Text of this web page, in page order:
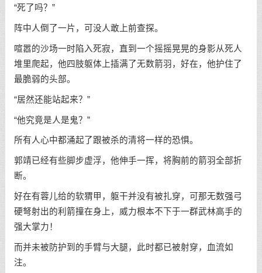
“死了吗？”
阵中人倒了一片，可没人敢上前查探。
喧嚣的沙场一时陷入死寂，直到一个摇摇晃晃的身影从死人
堆里爬起，他四肢躯体上插满了无数箭羽，好在，他护住了
最脆弱的头部。
“居然还能站起来？”
“他究竟是人是鬼？”
所有人心中都涌起了跟被杀的清将一样的恐惧。
郭靖已经有些脚步虚浮，他伸手一挥，将胸前的箭羽全部折
断。
好在有蓉儿给的软猬甲，躯干并没有被扎穿，可那无数强弓
硬弩射出的利箭撞在身上，威力根本不下于一群武林高手的
强大掌力！
而并未被防护到的手臂与大腿，此时都已被射穿，血流如
注。